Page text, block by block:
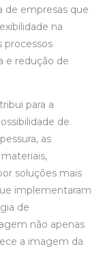
de empresas que
na
processos
e redução de
para a
de
as
soluções mais
implementaram
de
não apenas
a imagem da